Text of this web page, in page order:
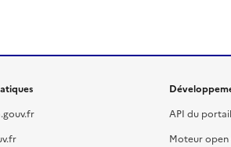
API du portail
Moteur open